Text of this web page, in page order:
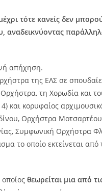
τότε κανείς δεν
αναδεικνύοντας
απήχηση.
της ΕΛΣ σε
τη Χορωδία και
και κορυφαίος
Ορχήστρα
Συμφωνική Ορχήστρα
το οποίο εκτείνεται από
οποίοςθεωρείται μια από